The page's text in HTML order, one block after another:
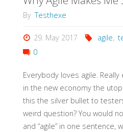
By Testhexe
29. May 2017 agile,
0
Everybody loves agile.
in the new economy the
this the silver bullet to
weird question? You would
and “agile” in one sentence,